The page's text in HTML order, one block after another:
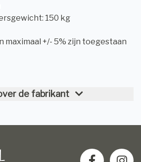
150 kg
maximaal +/- 5% zijn toegestaan
de fabrikant